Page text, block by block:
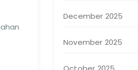
December 2025
November 2025